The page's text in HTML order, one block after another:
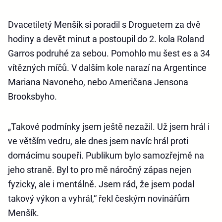
Dvacetiletý Menšík si poradil s Droguetem za dvě
hodiny a devět minut a postoupil do 2. kola Roland
Garros podruhé za sebou. Pomohlo mu šest es a 34
vítězných míčů. V dalším kole narazí na Argentince
Mariana Navoneho, nebo Američana Jensona
Brooksbyho.
„Takové podmínky jsem ještě nezažil. Už jsem hrál i
ve větším vedru, ale dnes jsem navíc hrál proti
domácímu soupeři. Publikum bylo samozřejmě na
jeho straně. Byl to pro mě náročný zápas nejen
fyzicky, ale i mentálně. Jsem rád, že jsem podal
takový výkon a vyhrál,“ řekl českým novinářům
Menšík.